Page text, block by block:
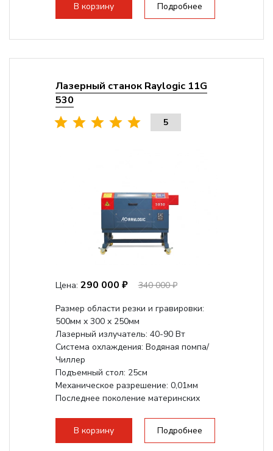
В корзину Подробнее
Лазерный станок Raylogic 11G
530
5
Цена: 290 000 ₽
340 000 ₽
Размер области резки и гравировки:
500мм х 300 х 250мм
Лазерный излучатель: 40-90 Вт
Система охлаждения: Водяная помпа/
Чиллер
Подъемный стол: 25см
Механическое разрешение: 0,01мм
Последнее поколение материнских
В корзину Подробнее